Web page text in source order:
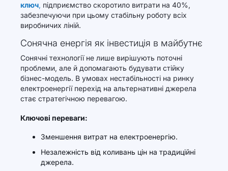
ключ, підприємство скоротило витрати на 40%,
забезпечуючи при цьому стабільну роботу всіх
виробничих ліній.
Сонячна енергія як інвестиція в майбутнє
Сонячні технології не лише вирішують поточні
проблеми, але й допомагають будувати стійку
бізнес-модель. В умовах нестабільності на ринку
електроенергії перехід на альтернативні джерела
стає стратегічною перевагою.
Ключові переваги:
Зменшення витрат на електроенергію.
Незалежність від коливань цін на традиційні
джерела.